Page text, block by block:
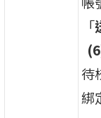
「
待
綁